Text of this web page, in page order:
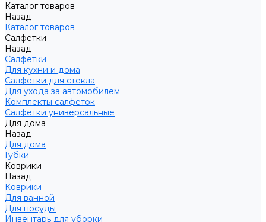
Каталог товаров
Назад
Каталог товаров
Салфетки
Назад
Салфетки
Для кухни и дома
Салфетки для стекла
Для ухода за автомобилем
Комплекты салфеток
Салфетки универсальные
Для дома
Назад
Для дома
Губки
Коврики
Назад
Коврики
Для ванной
Для посуды
Инвентарь для уборки